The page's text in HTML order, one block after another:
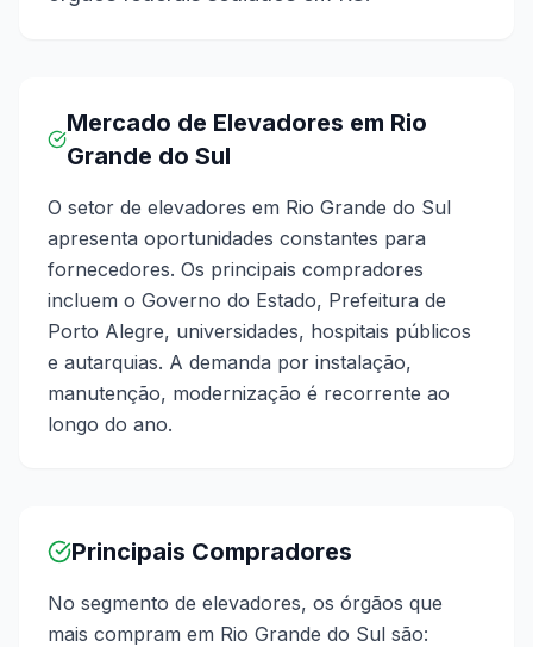
Mercado de Elevadores em Rio
Grande do Sul
O setor de elevadores em Rio Grande do Sul
apresenta oportunidades constantes para
fornecedores. Os principais compradores
incluem o Governo do Estado, Prefeitura de
Porto Alegre, universidades, hospitais públicos
e autarquias. A demanda por instalação,
manutenção, modernização é recorrente ao
longo do ano.
Principais Compradores
No segmento de elevadores, os órgãos que
mais compram em Rio Grande do Sul são: